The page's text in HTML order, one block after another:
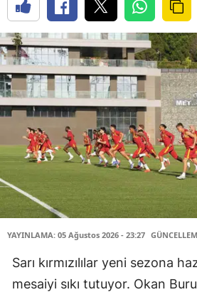
YAYINLAMA: 05 Ağustos 2026 - 23:27
Sarı kırmızılılar yeni sezona
mesaiyi sıkı tutuyor. Okan